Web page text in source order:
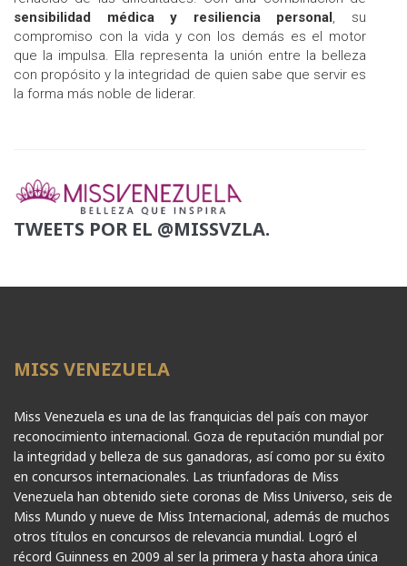
sensibilidad médica y resiliencia personal, su
compromiso con la vida y con los demás es el motor
que la impulsa. Ella representa la unión entre la belleza
con propósito y la integridad de quien sabe que servir es
la forma más noble de liderar.
TWEETS POR EL @MISSVZLA.
MISS VENEZUELA
Miss Venezuela es una de las franquicias del país con mayor
reconocimiento internacional. Goza de reputación mundial por
la integridad y belleza de sus ganadoras, así como por su éxito
en concursos internacionales. Las triunfadoras de Miss
Venezuela han obtenido siete coronas de Miss Universo, seis de
Miss Mundo y nueve de Miss Internacional, además de muchos
otros títulos en concursos de relevancia mundial. Logró el
récord Guinness en 2009 al ser la primera y hasta ahora única